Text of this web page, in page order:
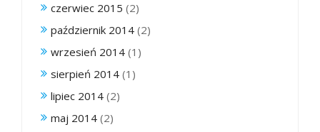
czerwiec 2015 (2)
październik 2014 (2)
wrzesień 2014 (1)
sierpień 2014 (1)
lipiec 2014 (2)
maj 2014 (2)